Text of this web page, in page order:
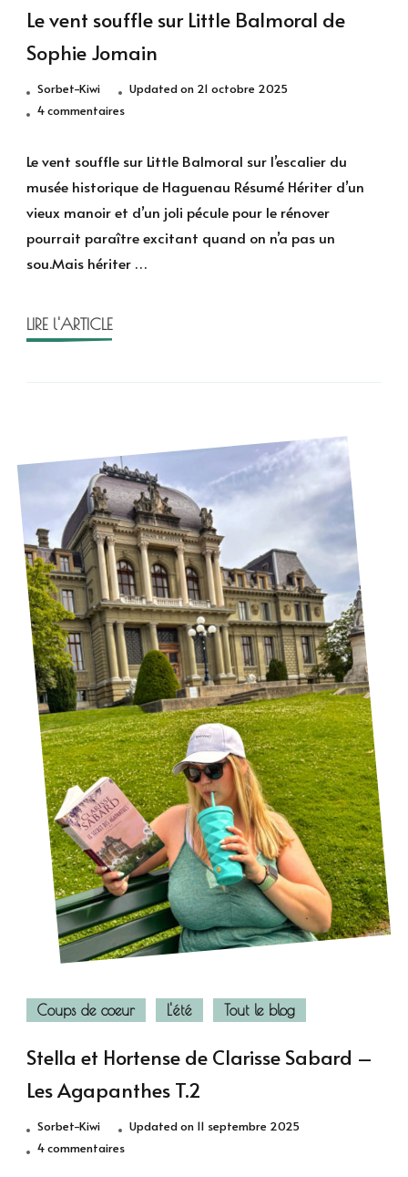
Le vent souffle sur Little Balmoral de
Sophie Jomain
Sorbet-Kiwi Updated on 21 octobre 2025
4 commentairessur
vent
sur
Little
Balmoral
de
Le vent souffle sur Little Balmoral sur l’escalier du
musée historique de Haguenau Résumé Hériter d’un
vieux manoir et d’un joli pécule pour le rénover
pourrait paraître excitant quand on n’a pas un
sou.Mais hériter …
LIRE l'ARTICLE
Coups de coeur L'été Tout le blog
Stella et Hortense de Clarisse Sabard –
Les Agapanthes T.2
Sorbet-Kiwi Updated on 11 septembre 2025
4 commentairessur